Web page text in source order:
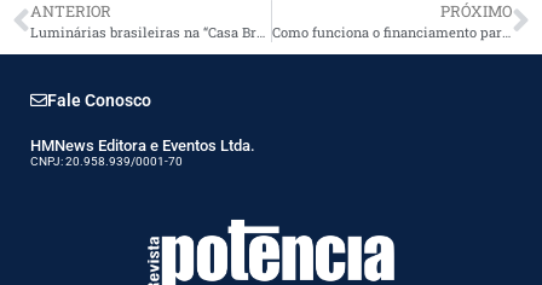
ANTERIOR
Luminárias brasileiras na “Casa Brasil Nova York”
PRÓXIMO
Como funciona o financiamento para energia solar
Fale Conosco
HMNews Editora e Eventos Ltda.
CNPJ: 20.958.939/0001-70